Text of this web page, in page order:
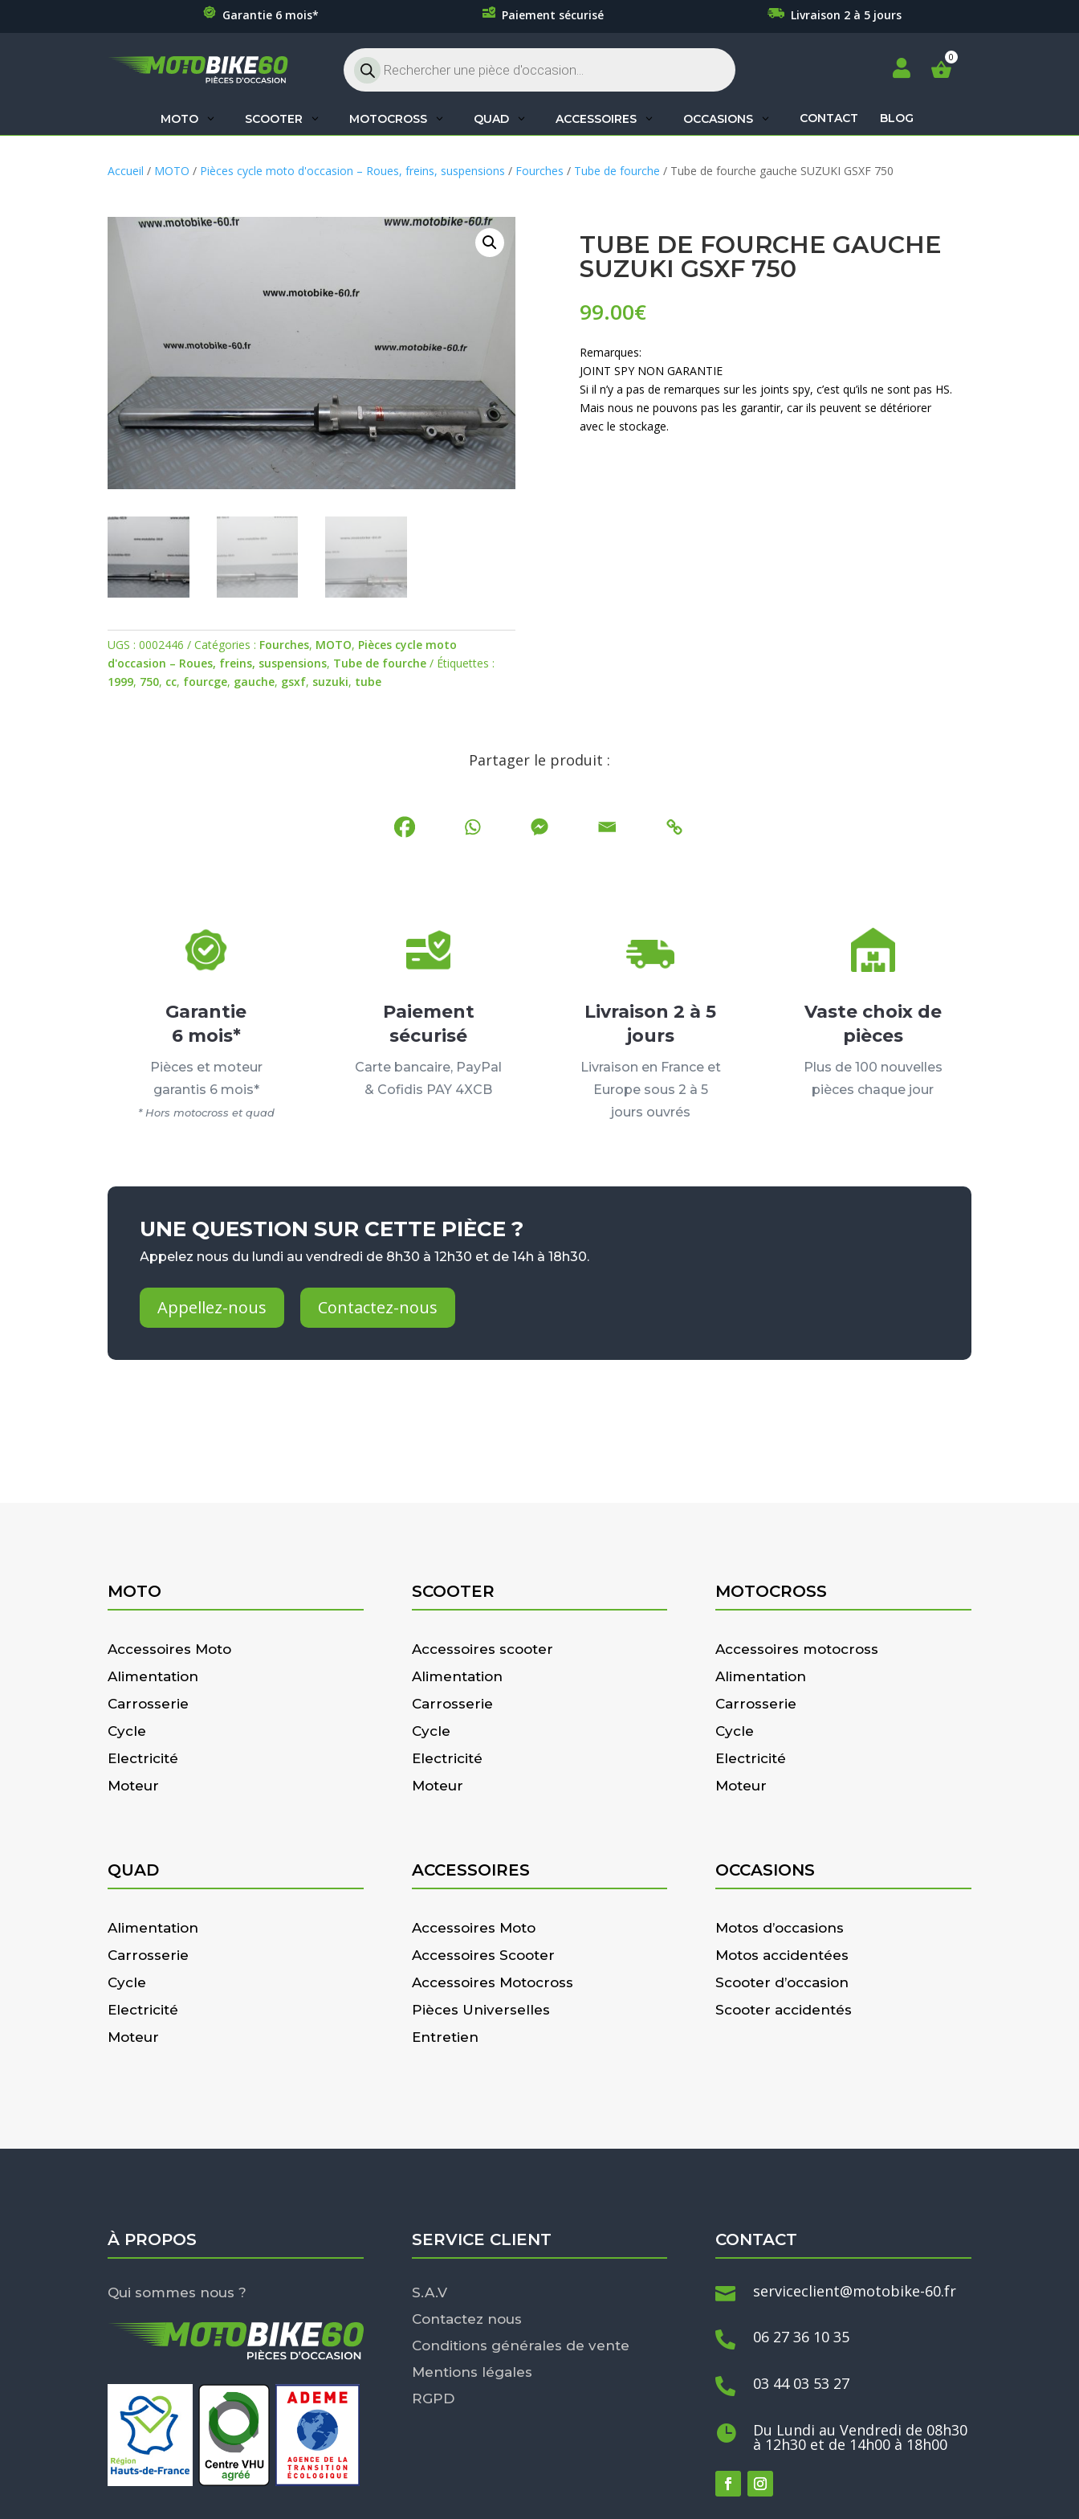
Garantie 6 mois* Paiement sécurisé Livraison 2 à 5 jours
Recherche
de
produits

MOTO SCOOTER MOTOCROSS QUAD ACCESSOIRES OCCASIONS CONTACT BLOG
de
Accueil / MOTO / Pièces cycle moto d'occasion – Roues, freins, suspensions / Fourches / Tube de fourche / Tube de fourche gauche SUZUKI GSXF 750
UGS :0002446 Catégories : Fourches, MOTO, Pièces cycle moto
d'occasion – Roues, freins, suspensions, Tube de fourche
Étiquettes :
1999, 750, cc, fourcge, gauche, gsxf, suzuki, tube
TUBE DE FOURCHE GAUCHE
SUZUKI GSXF 750
99.00€
Remarques:
JOINT SPY NON GARANTIE
Si il n’y a pas de remarques sur les joints spy, c’est qu’ils ne sont pas HS.
Mais nous ne pouvons pas les garantir, car ils peuvent se détériorer
avec le stockage.
Partager le produit :
Garantie
6 mois*
Pièces et moteur
garantis 6 mois*
* Hors motocross et quad
Paiement
sécurisé
Carte bancaire, PayPal
& Cofidis PAY 4XCB
Livraison 2 à 5
jours
Livraison en France et
Europe sous 2 à 5
jours ouvrés
Vaste choix de
pièces
Plus de 100 nouvelles
pièces chaque jour
UNE QUESTION SUR CETTE PIÈCE ?
Appelez nous du lundi au vendredi de 8h30 à 12h30 et de 14h à 18h30.
Appellez-nous Contactez-nous
MOTO
Accessoires Moto
Alimentation
Carrosserie
Cycle
Electricité
Moteur
SCOOTER
Accessoires scooter
Alimentation
Carrosserie
Cycle
Electricité
Moteur
MOTOCROSS
Accessoires motocross
Alimentation
Carrosserie
Cycle
Electricité
Moteur
QUAD
Alimentation
Carrosserie
Cycle
Electricité
Moteur
ACCESSOIRES
Accessoires Moto
Accessoires Scooter
Accessoires Motocross
Pièces Universelles
Entretien
OCCASIONS
Motos d’occasions
Motos accidentées
Scooter d’occasion
Scooter accidentés
À PROPOS
Qui sommes nous ?
SERVICE CLIENT
S.A.V
Contactez nous
Conditions générales de vente
Mentions légales
RGPD
CONTACT
 serviceclient@motobike-60.fr
 06 27 36 10 35
 03 44 03 53 27
 Du Lundi au Vendredi de 08h30
à 12h30 et de 14h00 à 18h00